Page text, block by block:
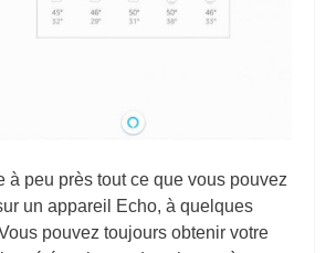
à peu près tout ce que vous pouvez
un appareil Echo, à quelques
pouvez toujours obtenir votre